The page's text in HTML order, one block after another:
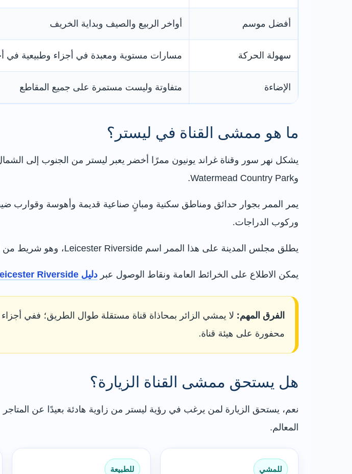
أفضل موسم أواخر الربيع والصيف وبداية الخريف
سهولة الحركة مسارات مستوية ومعبدة في أجزاء وطبيعية في
الإضاءة متفاوتة وليست مستمرة على جميع المقاطع
ما هو ممشى القناة في ليستر؟
وWatermead Country Park.
يمر الممر بجوار حدائق ومناطق سكنية ومبانٍ صناعية قديمة وأهوسة وقوارب
وركوب الدراجات.
يطلق مجلس المدينة على هذا الممر اسم Leicester Riverside، وهو شريط من الحدائق والمناطق الطبيعية والمعالم التاريخية يمتد لنحو ثمانية أميال.
يمكن الاطلاع على الخرائط العامة ونقاط الوصول عبر دليل Leicester Riverside الرسمي
الفرق المهم: لا يمشي الزائر بمحاذاة قناة مستقلة طوال الطريق؛ ففي
محفورة على هيئة قناة.
هل يستحق ممشى القناة الزيارة؟
نعم، يستحق الزيارة لمن يرغب في رؤية ليستر من زاوية هادئة بعيدًا عن
المعالم.
للمشي للطبيعة